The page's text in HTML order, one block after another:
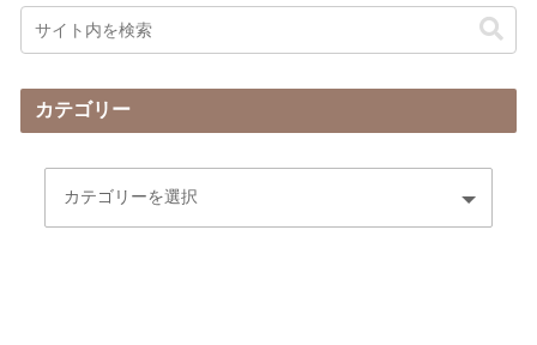
カテゴリー